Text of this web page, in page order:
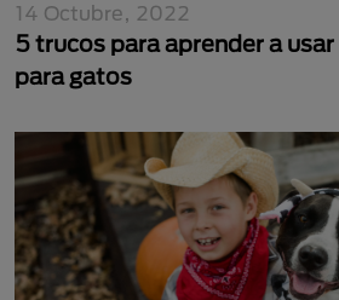
14 Octubre, 2022
5 trucos para aprender a
para gatos